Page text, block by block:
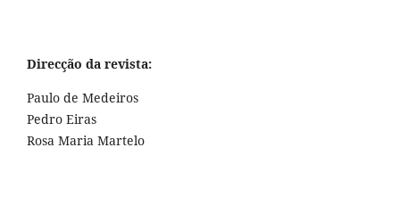
Direcção da revista:
Paulo de Medeiros
Pedro Eiras
Rosa Maria Martelo